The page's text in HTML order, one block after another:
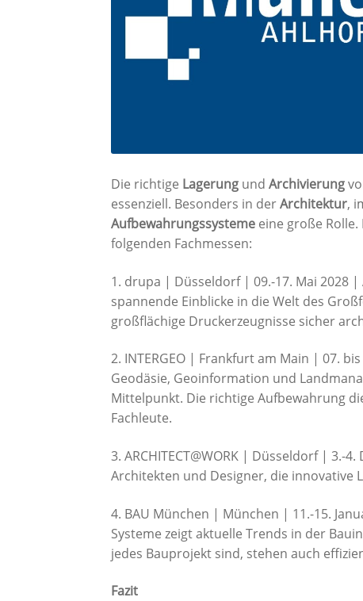
Die richtige Lagerung undArchivierung
essenziell. Besonders in derArchitektur,
Aufbewahrungssysteme eine große
folgenden Fachmessen:
1. drupa | Düsseldorf | 09.-17. Mai 2028
spannende Einblicke in die Welt des
großflächige Druckerzeugnisse sicher
2. INTERGEO | Frankfurt am Main | 07.
Geodäsie, Geoinformation und
Mittelpunkt. Die richtige Aufbewahrung
Fachleute.
3. ARCHITECT@WORK | Düsseldorf | 3.-
Architekten und Designer, die innovative
4. BAU München | München | 11.-15.
Systeme zeigt aktuelle Trends in der
jedes Bauprojekt sind, stehen auch
Fazit